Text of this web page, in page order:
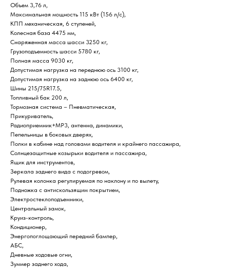
Объем 3,76 л,
Максимальная мощность 115 кВт (156 л/с),
КПП механическая, 6 ступеней,
Колесная база 4475 мм,
Снаряженная масса шасси 3250 кг,
Грузоподъемность шасси 5780 кг,
Полная масса 9030 кг,
Допустимая нагрузка на переднюю ось 3100 кг,
Допустимая нагрузка на заднюю ось 6400 кг,
Шины 215/75R17.5,
Топливный бак 200 л,
Тормозная система – Пневматическая,
Прикуриватель,
Радиоприемник+MP3, антенна, динамики,
Пепельницы в боковых дверях,
Полки в кабине над головами водителя и крайнего пассажира,
Солнцезащитные козырьки водителя и пассажира,
Ящик для инструментов,
Зеркала заднего вида с подогревом,
Рулевая колонка регулируемая по наклону и по вылету,
Подножка с антискользящим покрытием,
Электростеклоподъемники,
Центральный замок,
Круиз-контроль,
Кондиционер,
Энергопоглощающий передний бампер,
АБС,
Дневные ходовые огни,
Зуммер заднего хода,